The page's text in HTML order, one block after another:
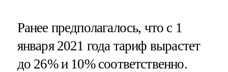
Ранее предполагалось, что с 1
января 2021 года тариф вырастет
до 26% и 10% соответственно.